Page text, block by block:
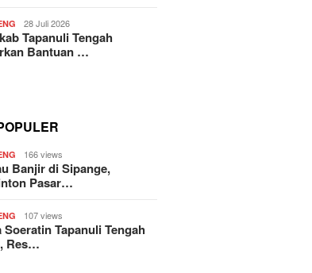
28 Juli 2026
Tapanuli Tengah
Bantuan …
166 views
Banjir di Sipange,
Pasar…
107 views
Soeratin Tapanuli Tengah
Res…